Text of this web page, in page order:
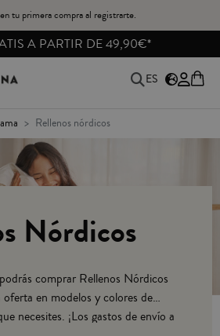
tu primera compra al registrarte.
HASTA -40%
ES
rellenos nórdicos
Nórdicos
comprar Rellenos Nórdicos
en modelos y colores de
necesites. ¡Los gastos de envío a